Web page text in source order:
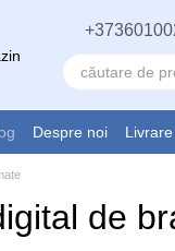
Despre noi
de